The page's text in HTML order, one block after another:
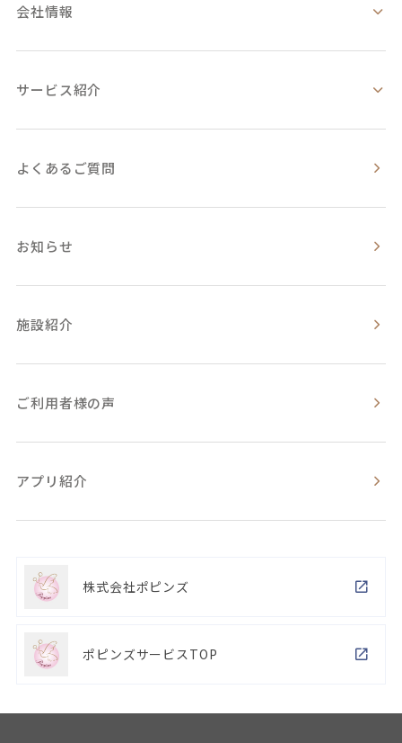
会社情報
サービス紹介
よくあるご質問
お知らせ
施設紹介
ご利用者様の声
アプリ紹介
株式会社ポピンズ
ポピンズサービスTOP